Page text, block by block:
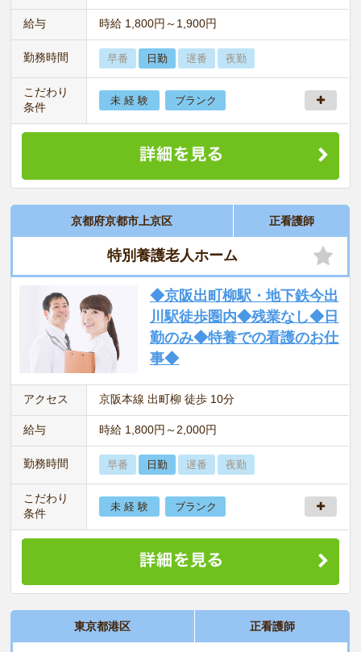
給与 時給 1,800円～1,900円
勤務時間 早番 日勤 遅番 夜勤
こだわり
条件
未 経 験 ブランク
京都府京都市上京区 正看護師
特別養護老人ホーム
◆京阪出町柳駅・地下鉄今出
川駅徒歩圏内◆残業なし◆日
勤のみ◆特養での看護のお仕
事◆
アクセス 京阪本線 出町柳 徒歩 10分
給与 時給 1,800円～2,000円
勤務時間 早番 日勤 遅番 夜勤
こだわり
条件
未 経 験 ブランク
東京都港区 正看護師